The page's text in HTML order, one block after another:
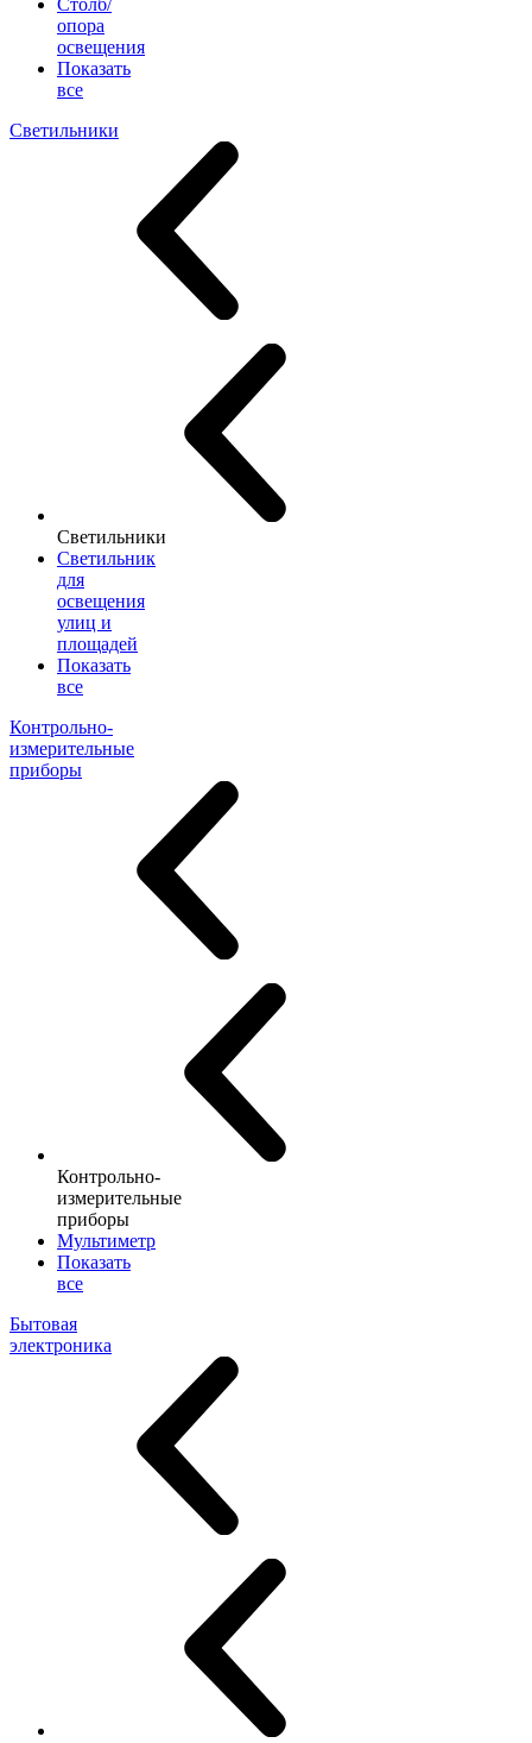
Столб/
опора
освещения
Показать
все
Светильники
Светильники
Светильник
для
освещения
улиц и
площадей
Показать
все
Контрольно-
измерительные
приборы
Контрольно-
измерительные
приборы
Мультиметр
Показать
все
Бытовая
электроника